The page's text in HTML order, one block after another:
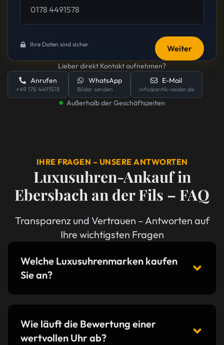
Weiter
Ihre Daten sind sicher
Lieber direkt Kontakt aufnehmen?
Anrufen
+49 178 4491578
WhatsApp
Bilder senden
E-Mail
info@antik-seider.de
Außerhalb der Geschäftszeiten
IHRE FRAGEN – UNSERE ANTWORTEN
Luxusuhren-Ankauf in
Ebersbach an der Fils – FAQ
Transparenz und Vertrauen – Antworten auf
Ihre wichtigsten Fragen
Welche Luxusuhrenmarken kaufen
Sie an?
Wie läuft die Bewertung einer
wertvollen Uhr ab?